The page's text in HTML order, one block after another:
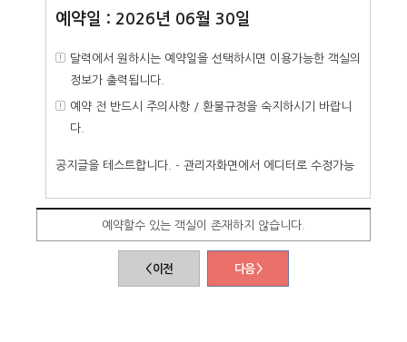
예약일 : 2026년 06월 30일
달력에서 원하시는 예약일을 선택하시면 이용가능한 객실의
정보가 출력됩니다.
예약 전 반드시 주의사항 / 환불규정을 숙지하시기 바랍니
다.
공지글을 테스트합니다. - 관리자화면에서 에디터로 수정가능
예약할수 있는 객실이 존재하지 않습니다.
< 이전 다음 >